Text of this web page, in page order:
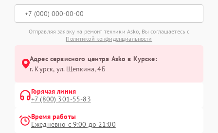
Отправляя заявку на ремонт техники Asko, Вы соглашаетесь с
Политикой конфиденциальности
Адрес сервисного центра Asko в Курске:
г. Курск, ул. Щепкина, 4Б
Горячая линия
+7 (800) 301-55-83
Время работы
Ежедневно с 9:00 до 21:00